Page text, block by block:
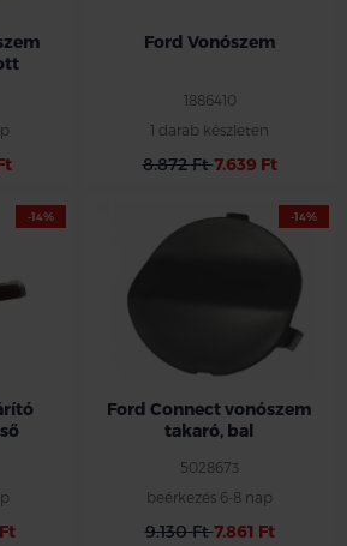
Ford Vonószem
1886410
1 darab készleten
8.872 Ft7.639 Ft
-14% -14%
Ford Connect vonószem
takaró, bal
5028673
beérkezés 6-8 nap
9.130 Ft7.861 Ft